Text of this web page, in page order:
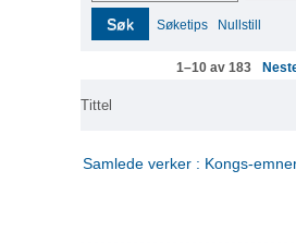
Søk Søketips Nullstill
1–10 av 183
Tittel
Samlede verker : Kongs-